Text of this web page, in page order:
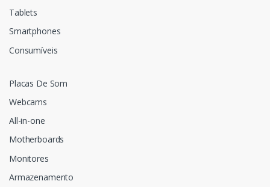
Tablets
Smartphones
Consumíveis
Placas De Som
Webcams
All-in-one
Motherboards
Monitores
Armazenamento